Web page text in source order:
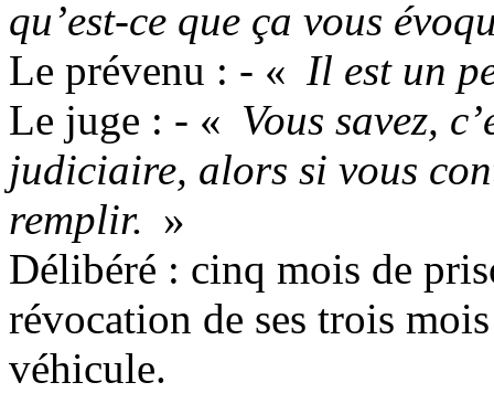
qu’est-ce que ça vous
Le prévenu : - « Il est un
Le juge : - « Vous savez,
judiciaire, alors si vous
remplir. »
Délibéré : cinq mois de
révocation de ses trois
véhicule.